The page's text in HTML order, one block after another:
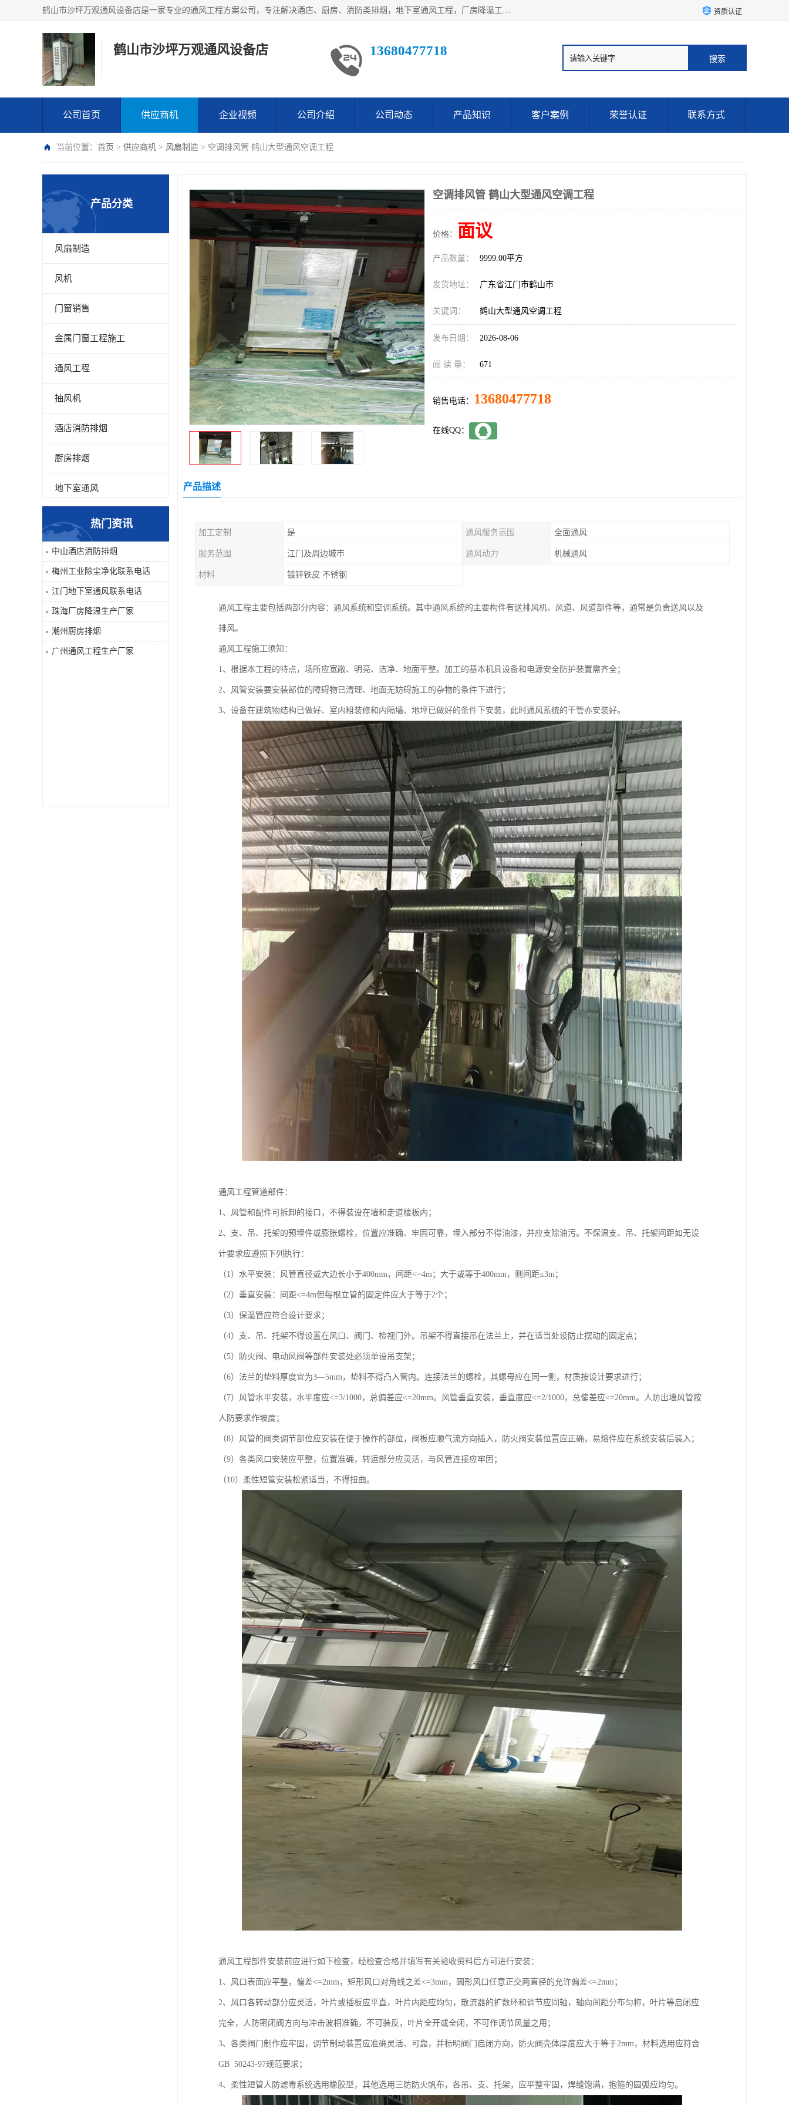
鹤山市沙坪万观通风设备店是一家专业的通风工程方案公司，专注解决酒店、厨房、消防类排烟，地下室通风工程，厂房降温工程，工业除尘净化工程及各类环保通风工程。 资质认证
鹤山市沙坪万观通风设备店 13680477718
公司首页 供应商机 企业视频 公司介绍 公司动态 产品知识 客户案例 荣誉认证 联系方式
当前位置： 首页 > 供应商机 > 风扇制造 > 空调排风管 鹤山大型通风空调工程
产品分类
风扇制造
风机
门窗销售
金属门窗工程施工
通风工程
抽风机
酒店消防排烟
厨房排烟
地下室通风
工业除尘净化
热门资讯
中山酒店消防排烟
梅州工业除尘净化联系电话
江门地下室通风联系电话
珠海厂房降温生产厂家
潮州厨房排烟
广州通风工程生产厂家
空调排风管 鹤山大型通风空调工程
价格： 面议
产品数量： 9999.00平方
发货地址： 广东省江门市鹤山市
关键词： 鹤山大型通风空调工程
发布日期： 2026-08-06
阅 读 量： 671
销售电话： 13680477718
在线QQ：
产品描述
加工定制 是 通风服务范围 全面通风
服务范围 江门及周边城市 通风动力 机械通风
材料 镀锌铁皮 不锈钢
通风工程主要包括两部分内容：通风系统和空调系统。其中通风系统的主要构件有送排风机、风道、风道部件等，通常是负责送风以及
排风。
通风工程施工须知：
1、根据本工程的特点，场所应宽敞、明亮、洁净、地面平整。加工的基本机具设备和电源安全防护装置需齐全；
2、风管安装要安装部位的障碍物已清理、地面无妨碍施工的杂物的条件下进行；
3、设备在建筑物结构已做好、室内粗装修和内隔墙、地坪已做好的条件下安装，此时通风系统的干管亦安装好。
通风工程管道部件：
1、风管和配件可拆卸的接口，不得装设在墙和走道楼板内；
2、支、吊、托架的预埋件或膨胀螺栓，位置应准确、牢固可靠，埋入部分不得油漆，并应支除油污。不保温支、吊、托架间距如无设
计要求应遵照下列执行：
（1）水平安装：风管直径或大边长小于400mm，间距<=4m；大于或等于400mm，则间距≤3m；
（2）垂直安装：间距<=4m但每根立管的固定件应大于等于2个；
（3）保温管应符合设计要求；
（4）支、吊、托架不得设置在风口、阀门、检视门外。吊架不得直接吊在法兰上，并在适当处设防止摆动的固定点；
（5）防火阀、电动风阀等部件安装处必须单设吊支架；
（6）法兰的垫料厚度宜为3—5mm，垫料不得凸入管内。连接法兰的螺栓，其螺母应在同一侧，材质按设计要求进行；
（7）风管水平安装，水平度应<=3/1000，总偏差应<=20mm。风管垂直安装，垂直度应<=2/1000，总偏差应<=20mm。人防出墙风管按
人防要求作坡度；
（8）风管的阀类调节部位应安装在便于操作的部位，阀板应顺气流方向插入，防火阀安装位置应正确，易熔件应在系统安装后装入；
（9）各类风口安装应平整，位置准确，转运部分应灵活，与风管连接应牢固；
（10）柔性短管安装松紧适当，不得扭曲。
通风工程部件安装前应进行如下检查，经检查合格并填写有关验收资料后方可进行安装：
1、风口表面应平整，偏差<=2mm，矩形风口对角线之差<=3mm，圆形风口任意正交两直径的允许偏差<=2mm；
2、风口各转动部分应灵活，叶片或插板应平直，叶片内距应均匀，散流器的扩数环和调节应同轴，轴向间距分布匀称，叶片等启闭应
完全，人防密闭阀方向与冲击波相准确，不可装反，叶片全开或全闭，不可作调节风量之用；
3、各类阀门制作应牢固，调节制动装置应准确灵活、可靠，并标明阀门启闭方向，防火阀壳体厚度应大于等于2mm，材料选用应符合
GB 50243-97规范要求；
4、柔性短管人防滤毒系统选用橡胶型，其他选用三防防火帆布，各吊、支、托架，应平整牢固，焊缝饱满，抱箍的圆弧应均匀。